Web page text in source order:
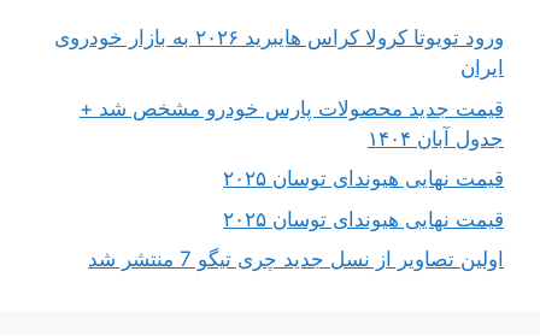
ورود تویوتا کرولا کراس هایبرید ۲۰۲۶ به بازار خودروی
ایران
قیمت جدید محصولات پارس خودرو مشخص شد +
جدول آبان ۱۴۰۴
قیمت نهایی هیوندای توسان ۲۰۲۵
قیمت نهایی هیوندای توسان ۲۰۲۵
اولین تصاویر از نسل جدید چری تیگو 7 منتشر شد